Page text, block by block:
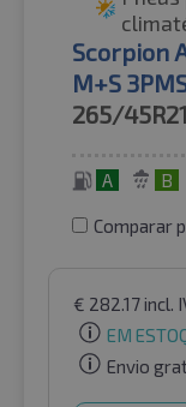
Scorpion
M+S
265/45R21
A B
Comparar
€ 282.17incl.
EM
Envio